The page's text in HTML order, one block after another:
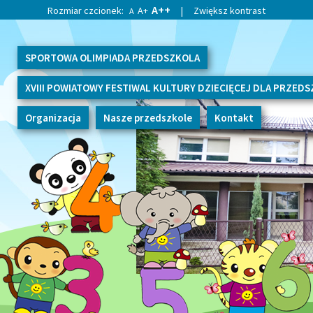
Rozmiar czcionek: A A+ A++ | Zwiększ kontrast
SPORTOWA OLIMPIADA PRZEDSZKOLA
XVIII POWIATOWY FESTIWAL KULTURY DZIECIĘCEJ DLA
Organizacja Nasze przedszkole Kontakt